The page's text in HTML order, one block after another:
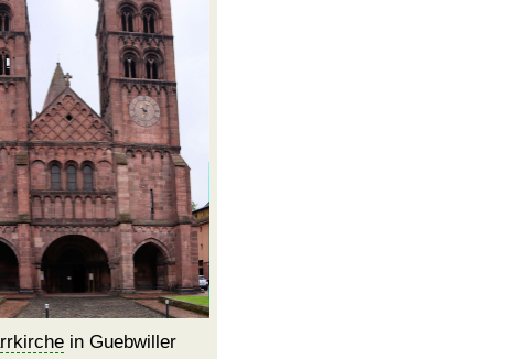
in Guebwiller